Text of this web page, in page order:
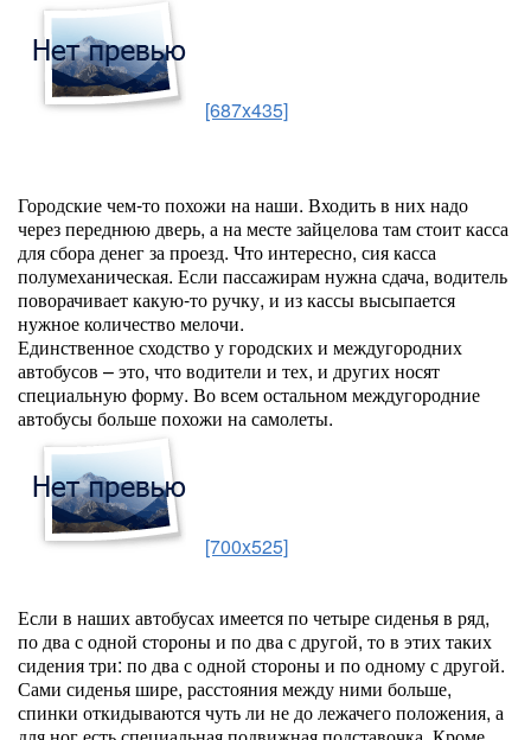
[687x435]
Городские чем-то похожи на наши. Входить в них надо
через переднюю дверь, а на месте зайцелова там стоит касса
для сбора денег за проезд. Что интересно, сия касса
полумеханическая. Если пассажирам нужна сдача, водитель
поворачивает какую-то ручку, и из кассы высыпается
нужное количество мелочи.
Единственное сходство у городских и междугородних
автобусов – это, что водители и тех, и других носят
специальную форму. Во всем остальном междугородние
автобусы больше похожи на самолеты.
[700x525]
Если в наших автобусах имеется по четыре сиденья в ряд,
по два с одной стороны и по два с другой, то в этих таких
сидения три: по два с одной стороны и по одному с другой.
Сами сиденья шире, расстояния между ними больше,
спинки откидываются чуть ли не до лежачего положения, а